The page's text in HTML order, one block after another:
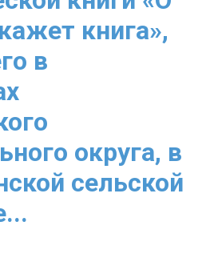
книга»,
в
округа, в
сельской